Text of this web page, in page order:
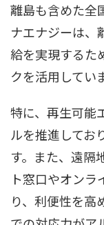
離島も含めた全
ナエナジーは、
給を実現するた
クを活用してい
特に、再生可能
ルを推進してお
す。また、遠隔
ト窓口やオン
り、利便性を高